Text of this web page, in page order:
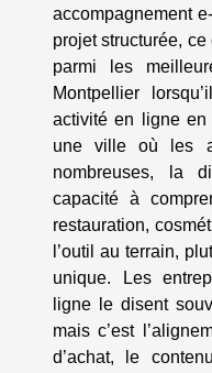
accompagnement
projet structurée,
parmi les
Montpellier
activité en ligne en
une ville où les
nombreuses, la
capacité à
restauration,
l’outil au terrain,
unique. Les
ligne le disent
mais c’est
d’achat, le